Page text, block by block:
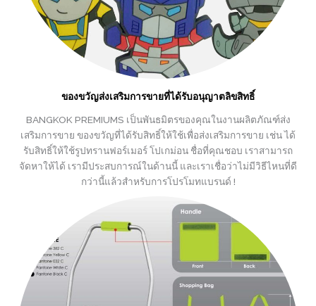
ของขวัญส่งเสริมการขายที่ได้รับอนุญาตลิขสิทธิ์
BANGKOK PREMIUMS เป็นพันธมิตรของคุณในงานผลิตภัณฑ์ส่ง
เสริมการขาย ของขวัญที่ได้รับสิทธิ์ให้ใช้เพื่อส่งเสริมการขาย เช่น ได้
รับสิทธิ์ให้ใช้รูปทรานฟอร์เมอร์ โปเกม่อน ชื่อที่คุณชอบ เราสามารถ
จัดหาให้ได้ เรามีประสบการณ์ในด้านนี้ และเราเชื่อว่าไม่มีวิธีไหนที่ดี
กว่านี้แล้วสำหรับการโปรโมทแบรนด์ !